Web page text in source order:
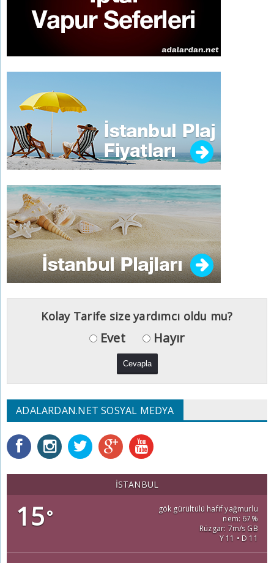
Kolay Tarife size yardımcı oldu mu?
Evet Hayır
ADALARDAN.NET SOSYAL MEDYA
İSTANBUL
15°
gök gürültülü hafif yağmurlu
nem: 67%
Rüzgar: 7m/s GB
Y 11 • D 11